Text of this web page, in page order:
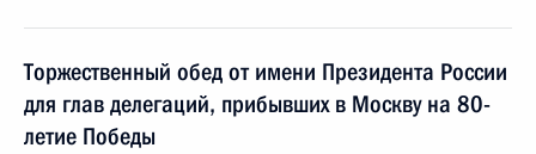
Торжественный обед от имени Президента России
для глав делегаций, прибывших в Москву на 80-
летие Победы